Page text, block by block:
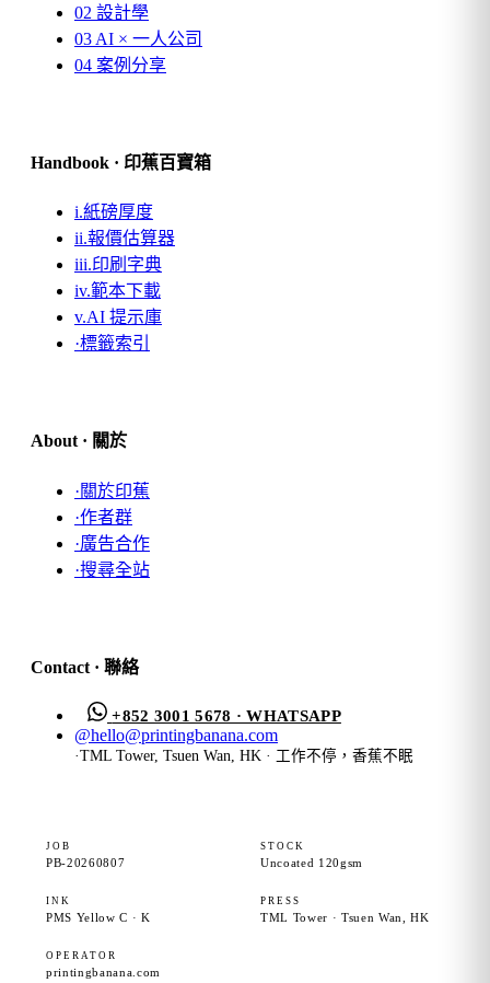
02 設計學
03 AI × 一人公司
04 案例分享
Handbook · 印蕉百寶箱
i.紙磅厚度
ii.報價估算器
iii.印刷字典
iv.範本下載
v.AI 提示庫
·標籤索引
About · 關於
·關於印蕉
·作者群
·廣告合作
·搜尋全站
Contact · 聯絡
+852 3001 5678 · WHATSAPP
@hello@printingbanana.com
·TML Tower, Tsuen Wan, HK · 工作不停，香蕉不眠
JOB
PB-20260807
STOCK
Uncoated 120gsm
INK
PMS Yellow C · K
PRESS
TML Tower · Tsuen Wan, HK
OPERATOR
printingbanana.com